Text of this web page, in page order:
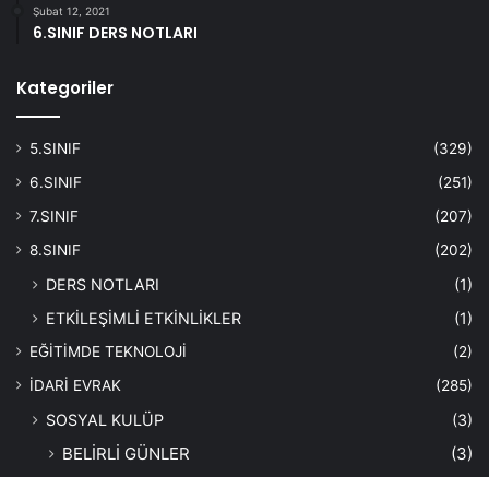
Şubat 12, 2021
6.SINIF DERS NOTLARI
Kategoriler
5.SINIF
(329)
6.SINIF
(251)
7.SINIF
(207)
8.SINIF
(202)
DERS NOTLARI
(1)
ETKİLEŞİMLİ ETKİNLİKLER
(1)
EĞİTİMDE TEKNOLOJİ
(2)
İDARİ EVRAK
(285)
SOSYAL KULÜP (3)
BELİRLİ GÜNLER (3)